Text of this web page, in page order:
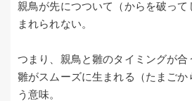
親鳥が先につついて（からを破っ
まれられない。
つまり、親鳥と雛のタイミングが合
雛がスムーズに生まれる（たまご
う意味。